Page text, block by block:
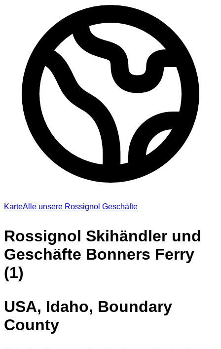
KarteAlle unsere Rossignol Geschäfte
Rossignol Skihändler und
Geschäfte Bonners Ferry
(1)
USA, Idaho, Boundary
County